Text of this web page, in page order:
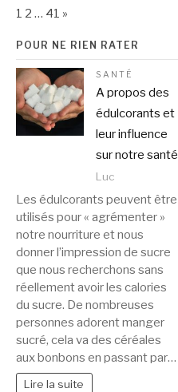
Page:
1 2 … 41 Next
»
POUR NE RIEN RATER
SANTÉ
A propos des
édulcorants et
leur influence
sur notre santé
Luc
Les édulcorants peuvent être
utilisés pour « agrémenter »
notre nourriture et nous
donner l’impression de sucre
que nous recherchons sans
réellement avoir les calories
du sucre. De nombreuses
personnes adorent manger
sucré, cela va des céréales
aux bonbons en passant par…
Lire la suite